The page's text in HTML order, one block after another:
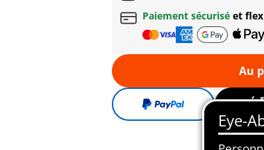
Paiement sécurisé et
Au